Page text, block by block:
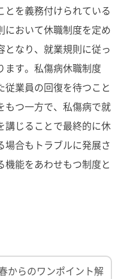
を義務付けられている
において休職制度を定め
となり、就業規則に従っ
ます。私傷病休職制度
業員の回復を待つこと
もつ一方で、私傷病で就
講じることで最終的に休
合もトラブルに発展さ
能をあわせもつ制度と
からのワンポイント解